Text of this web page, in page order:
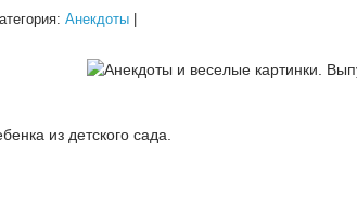
Анекдоты
из детского сада.